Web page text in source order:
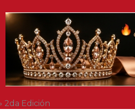
2da Edición